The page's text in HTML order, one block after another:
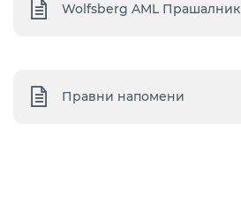
Wolfsberg AML Прашалник
Правни напомени